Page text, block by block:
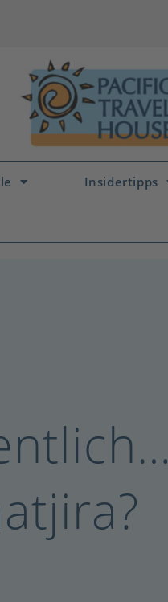
Insidertipps